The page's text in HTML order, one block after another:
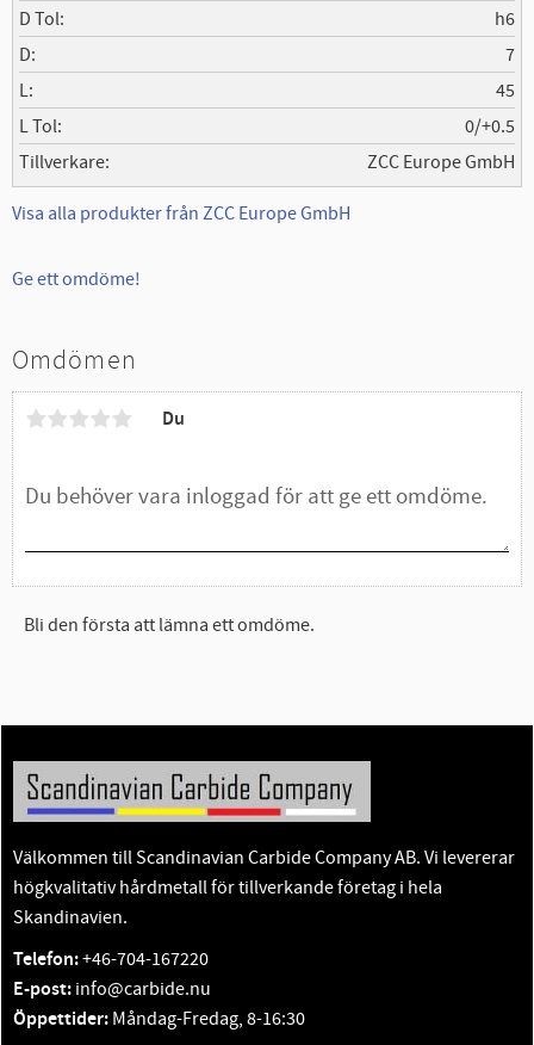
D Tol
h6
D
7
L
45
L Tol
0/+0.5
Tillverkare
ZCC Europe GmbH
Visa alla produkter från ZCC Europe GmbH
Ge ett omdöme!
Omdömen
Du
Bli den första att lämna ett omdöme.
Välkommen till Scandinavian Carbide Company AB. Vi levererar
högkvalitativ hårdmetall för tillverkande företag i hela
Skandinavien.
Telefon:+46-704-167220
E-post: info@carbide.nu
Öppettider: Måndag-Fredag, 8-16:30